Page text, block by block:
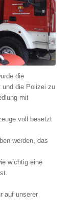
die
und die Polizei zu
mit
voll besetzt
werden, das
wichtig eine
auf unserer